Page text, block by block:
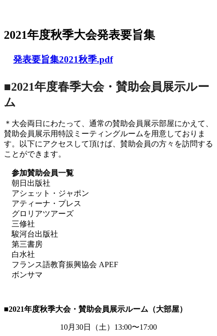
2021年度秋季大会発表要旨集
発表要旨集2021秋季.pdf
■2021年度春季大会・賛助会員展示ルー
ム
＊大会両日にわたって、通常の賛助会員展示部屋にかえて、
賛助会員展示用特設ミーティングルームを用意しておりま
す。以下にアクセスして頂けば、賛助会員の方々を訪問する
ことができます。
参加賛助会員一覧
朝日出版社
アシェット・ジャポン
アティーナ・プレス
グロリアツアーズ
三修社
駿河台出版社
第三書房
白水社
フランス語教育振興協会 APEF
ボンサマ
■2021年度秋季大会・賛助会員展示ルーム（大部屋）
10月 30日（土） 13:00〜17:00